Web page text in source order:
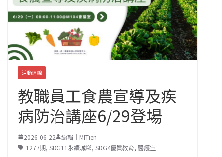
活動連線
教職員工食農宣導及疾
病防治講座6/29登場
2026-06-22
編輯｜MITien
1277期, SDG11永續城鄉, SDG4優質教育, 醫護室